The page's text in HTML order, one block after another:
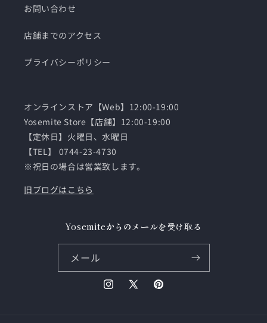
お問い合わせ
店舗までのアクセス
プライバシーポリシー
オンラインストア【Web】12:00-19:00
Yosemite Store【店舗】12:00-19:00
【定休日】火曜日、水曜日
【TEL】 0744-23-4730
※祝日の場合は営業致します。
旧ブログはこちら
Yosemiteからのメールを受け取る
メール
Instagram
X
Pinterest